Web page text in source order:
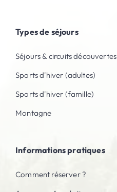
Types de séjours
Séjours & circuits découvertes
Sports d'hiver (adultes)
Sports d'hiver (famille)
Montagne
Informations pratiques
Comment réserver ?